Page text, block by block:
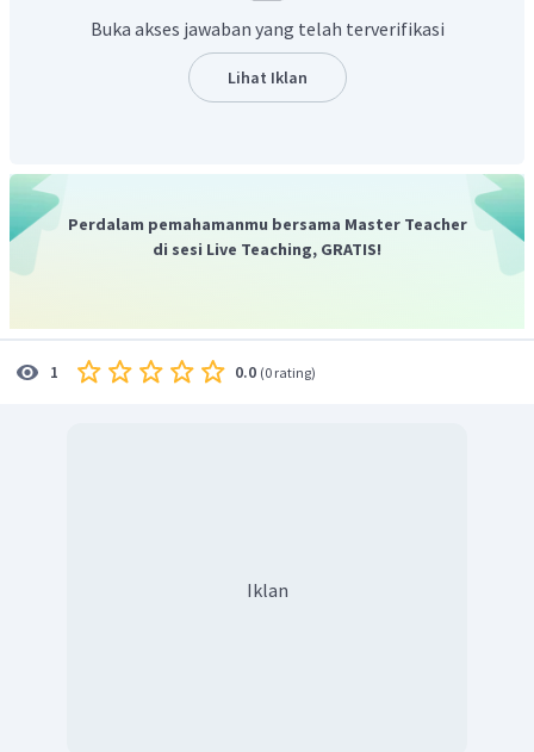
2
2
.
0
0
Dengan demikian, pukul sepuluh malam ditulis
Buka akses jawaban yang telah terverifikasi
Lihat Iklan
Perdalam pemahamanmu bersama Master Teacher
di sesi Live Teaching, GRATIS!
1 0.0 (0 rating)
Iklan